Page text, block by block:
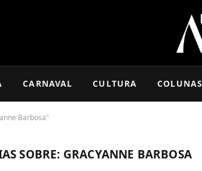
CARNAVAL CULTURA COLUNAS
Barbosa"
SOBRE: GRACYANNE BARBOSA